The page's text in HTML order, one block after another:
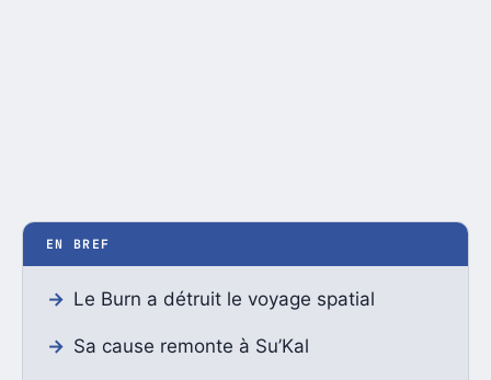
EN BREF
Le Burn a détruit le voyage spatial
Sa cause remonte à Su’Kal